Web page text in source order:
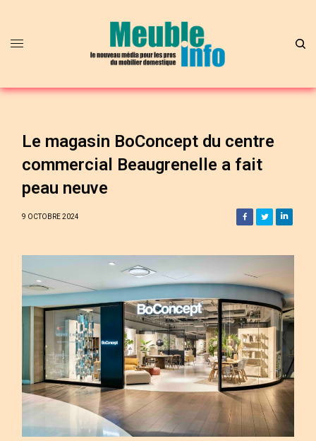
Le magasin BoConcept du centre
commercial Beaugrenelle a fait
peau neuve
9 OCTOBRE 2024